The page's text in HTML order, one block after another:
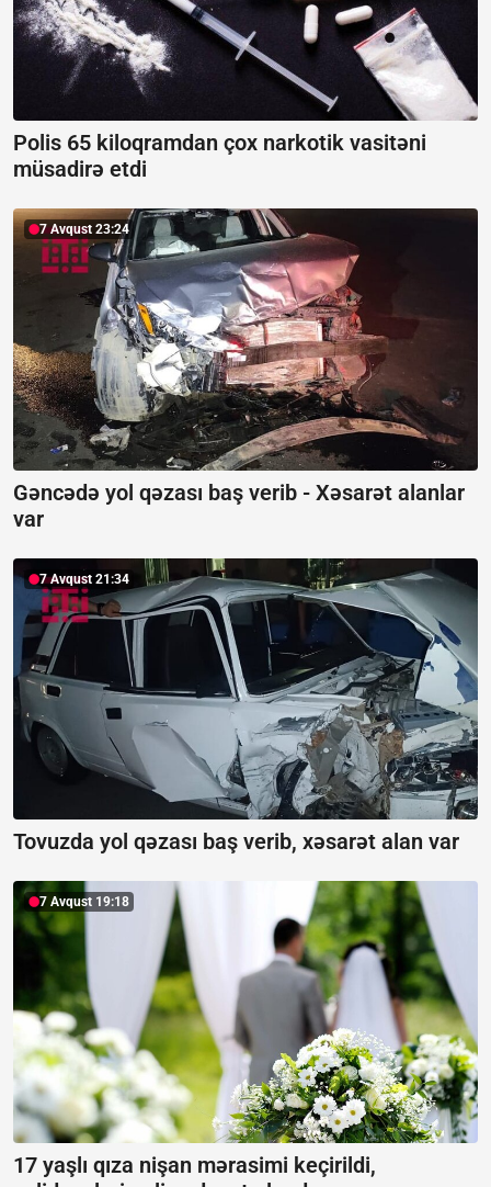
Polis 65 kiloqramdan çox narkotik vasitəni
müsadirə etdi
7 Avqust 23:24
Gəncədə yol qəzası baş verib - Xəsarət alanlar
var
7 Avqust 21:34
Tovuzda yol qəzası baş verib, xəsarət alan var
7 Avqust 19:18
17 yaşlı qıza nişan mərasimi keçirildi,